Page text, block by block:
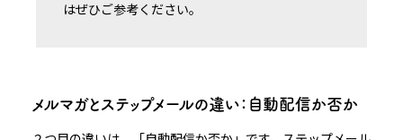
はぜひご参考ください。
メルマガとステップメールの違い：自動配信か否か